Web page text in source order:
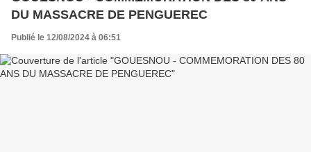
DU MASSACRE DE PENGUEREC
Publié le 12/08/2024 à 06:51